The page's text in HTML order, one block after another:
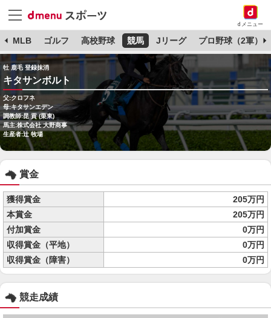
dメニュー
MLB ゴルフ 高校野球 競馬 Jリーグ プロ野球（2軍）
牡 鹿毛 登録抹消
キタサンボルト
父:クロフネ
母:キタサンエデン
調教師:昆 貢 (栗東)
馬主:株式会社 大野商事
生産者:辻 牧場
賞金
獲得賞金
205万円
本賞金
205万円
付加賞金
0万円
収得賞金（平地）
0万円
収得賞金（障害）
0万円
競走成績